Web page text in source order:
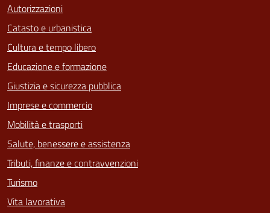
Autorizzazioni
Catasto e urbanistica
Cultura e tempo libero
Educazione e formazione
Giustizia e sicurezza pubblica
Imprese e commercio
Mobilità e trasporti
Salute, benessere e assistenza
Tributi, finanze e contravvenzioni
Turismo
Vita lavorativa